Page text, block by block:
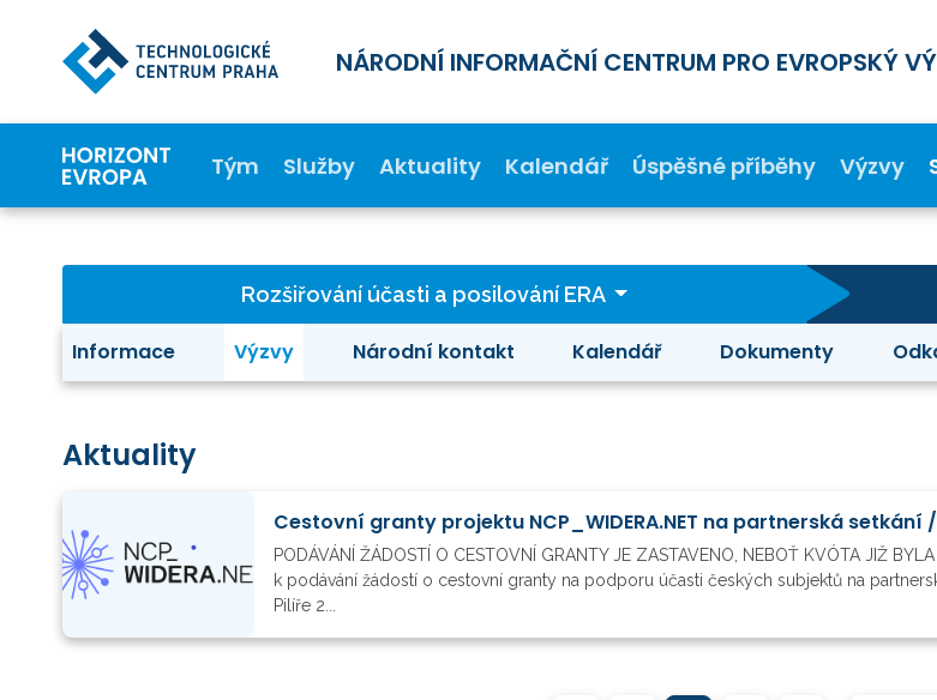
NÁRODNÍ INFORMAČNÍ CENTRUM PRO EVROPSKÝ
Tým Služby Aktuality Kalendář Úspěšné příběhy Výzvy
Rozšiřování účasti a posilování ERA
Informace Výzvy Národní kontakt Kalendář Dokumenty
Aktuality
Cestovní granty projektu NCP_WIDERA.NET na partnerská setkání
PODÁVÁNÍ ŽÁDOSTÍ O CESTOVNÍ GRANTY JE ZASTAVENO, NEBOŤ KVÓTA JIŽ
k podávání žádostí o cestovní granty na podporu účasti českých subjektů na
Pilíře 2...